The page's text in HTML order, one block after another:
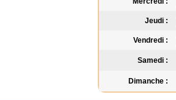
Jeudi :
Vendredi :
Samedi :
Dimanche :